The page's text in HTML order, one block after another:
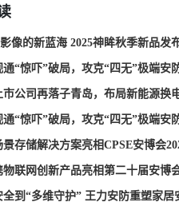
像的新蓝海 2025神眸秋季新品发
通“惊吓”破局，攻克“四无”极端安
市公司再落子青岛，布局新能源换
通“惊吓”破局，攻克“四无”极端安
景存储解决方案亮相CPSE安博会
物联网创新产品亮相第二十届安博
全到“多维守护” 王力安防重塑家居